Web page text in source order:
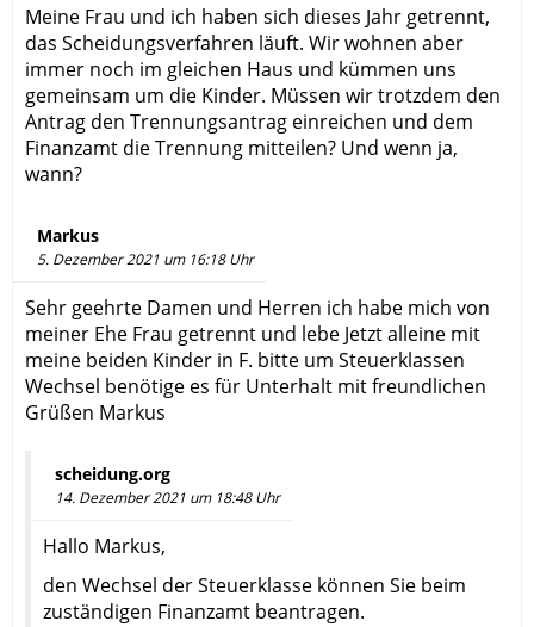
Meine Frau und ich haben sich dieses Jahr getrennt,
das Scheidungsverfahren läuft. Wir wohnen aber
immer noch im gleichen Haus und kümmen uns
gemeinsam um die Kinder. Müssen wir trotzdem den
Antrag den Trennungsantrag einreichen und dem
Finanzamt die Trennung mitteilen? Und wenn ja,
wann?
Markus
5. Dezember 2021 um 16:18 Uhr
Sehr geehrte Damen und Herren ich habe mich von
meiner Ehe Frau getrennt und lebe Jetzt alleine mit
meine beiden Kinder in F. bitte um Steuerklassen
Wechsel benötige es für Unterhalt mit freundlichen
Grüßen Markus
scheidung.org
14. Dezember 2021 um 18:48 Uhr
Hallo Markus,
den Wechsel der Steuerklasse können Sie beim
zuständigen Finanzamt beantragen.